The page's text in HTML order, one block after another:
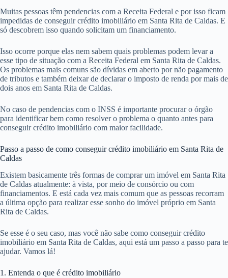
Muitas pessoas têm pendencias com a Receita Federal e por isso ficam
impedidas de conseguir crédito imobiliário em Santa Rita de Caldas. E
só descobrem isso quando solicitam um financiamento.
Isso ocorre porque elas nem sabem quais problemas podem levar a
esse tipo de situação com a Receita Federal em Santa Rita de Caldas.
Os problemas mais comuns são dívidas em aberto por não pagamento
de tributos e também deixar de declarar o imposto de renda por mais de
dois anos em Santa Rita de Caldas.
No caso de pendencias com o INSS é importante procurar o órgão
para identificar bem como resolver o problema o quanto antes para
conseguir crédito imobiliário com maior facilidade.
Passo a passo de como conseguir crédito imobiliário em Santa Rita de
Caldas
Existem basicamente três formas de comprar um imóvel em Santa Rita
de Caldas atualmente: à vista, por meio de consórcio ou com
financiamentos. E está cada vez mais comum que as pessoas recorram
a última opção para realizar esse sonho do imóvel próprio em Santa
Rita de Caldas.
Se esse é o seu caso, mas você não sabe como conseguir crédito
imobiliário em Santa Rita de Caldas, aqui está um passo a passo para te
ajudar. Vamos lá!
1. Entenda o que é crédito imobiliário